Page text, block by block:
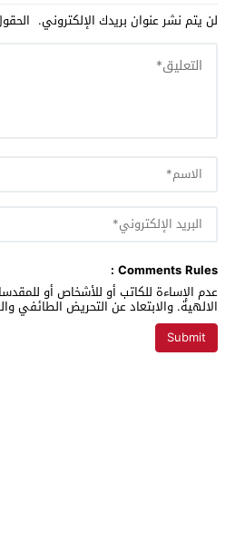
لن يتم نشر عنوان بريدك الإلكتروني.
Comments Rules :
عدم الإساءة للكاتب أو للأشخاص أو
الالهية. والابتعاد عن التحريض الطائفي